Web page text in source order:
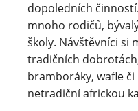
dopoledních
mnoho rodičů,
školy. Návštěvníci si
tradičních
bramboráky, wafle
netradiční africkou